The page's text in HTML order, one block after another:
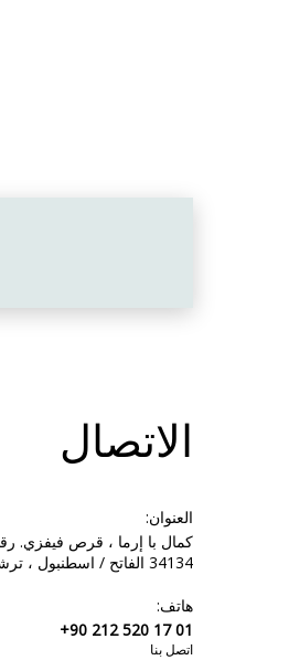
الاتصال
العنوان:
34134 الفاتح / اسطنبول ، ترشقية
هاتف:
+90 212 520 17 01
اتصل بنا